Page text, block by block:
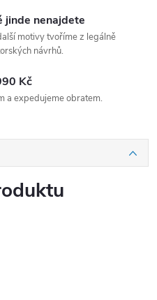
jinde nenajdete
motivy tvoříme z legálně
návrhů.
Kč
a expedujeme obratem.